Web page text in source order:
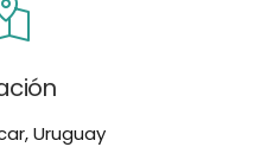
Uruguay